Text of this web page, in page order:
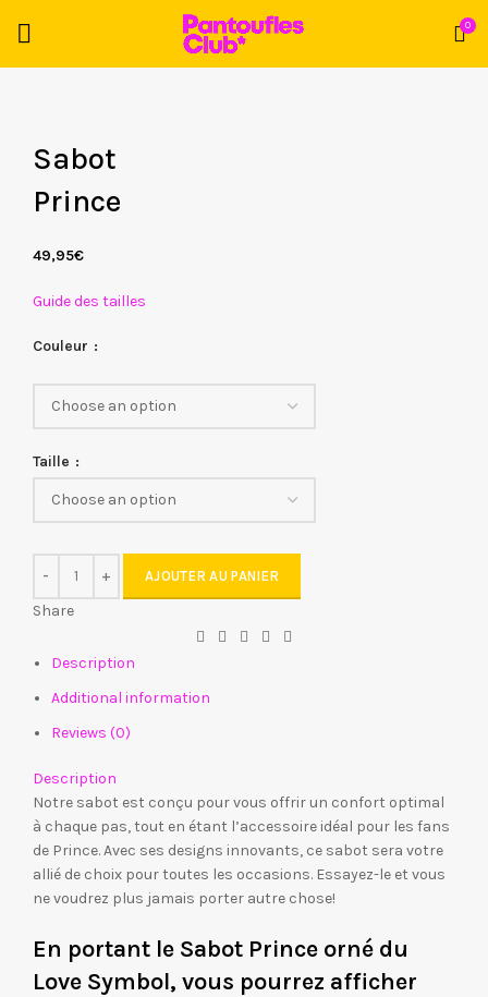
0
Sabot
Prince
49,95€
Guide des tailles
Couleur
Taille
AJOUTER AU PANIER
Share
Description
Additional information
Reviews (0)
Description
Notre sabot est conçu pour vous offrir un confort optimal
à chaque pas, tout en étant l’accessoire idéal pour les fans
de Prince. Avec ses designs innovants, ce sabot sera votre
allié de choix pour toutes les occasions. Essayez-le et vous
ne voudrez plus jamais porter autre chose!
En portant le Sabot Prince orné du
Love Symbol, vous pourrez afficher